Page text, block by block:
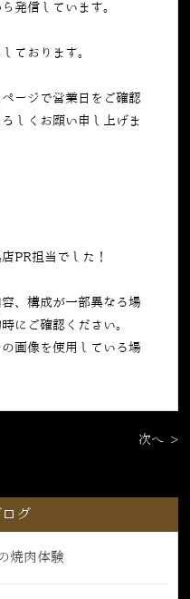
発信しています。
ております。
ージで営業日をご確認
しくお願い申し上げま
PR担当でした！
、構成が一部異なる場
にご確認ください。
画像を使用している場
次へ >
グ
焼肉体験